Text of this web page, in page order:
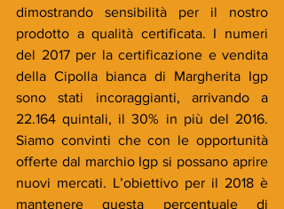
dimostrando sensibilità per il nostro
prodotto a qualità certificata. I numeri
del 2017 per la certificazione e vendita
della Cipolla bianca di Margherita Igp
sono stati incoraggianti, arrivando a
22.164 quintali, il 30% in più del 2016.
Siamo convinti che con le opportunità
offerte dal marchio Igp si possano aprire
nuovi mercati. L’obiettivo per il 2018 è
mantenere questa percentuale di